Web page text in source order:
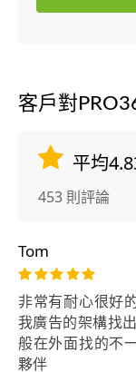
客戶對
平均
453 則評論
Tom
非常有耐心很好
我廣告的架構找
般在外面找的不
夥伴